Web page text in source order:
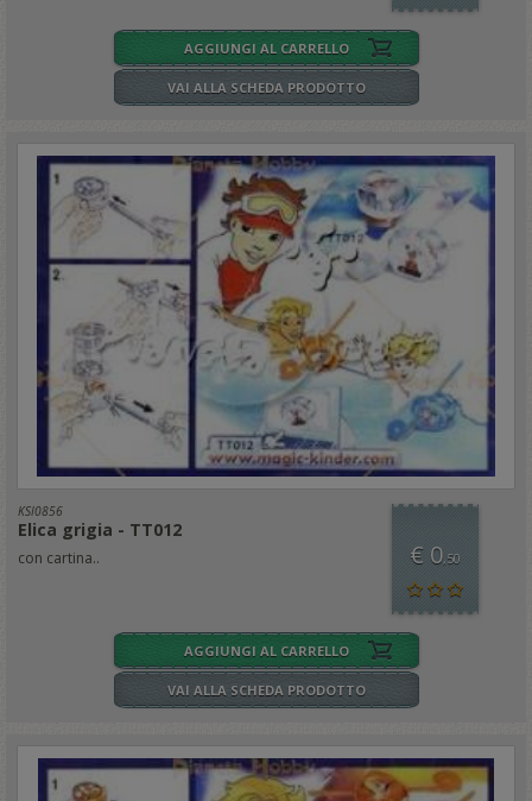
AGGIUNGI AL CARRELLO
VAI ALLA SCHEDA PRODOTTO
KSI0856
Elica grigia - TT012
con cartina.. € 0,50
AGGIUNGI AL CARRELLO
VAI ALLA SCHEDA PRODOTTO